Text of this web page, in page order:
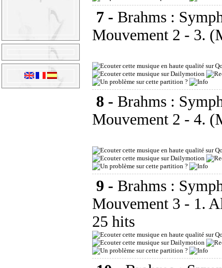
7 - Brahms :
Mouvement 2 - 3.
8 - Brahms :
Mouvement 2 - 4.
9 - Brahms :
Mouvement 3 - 1.
25 hits